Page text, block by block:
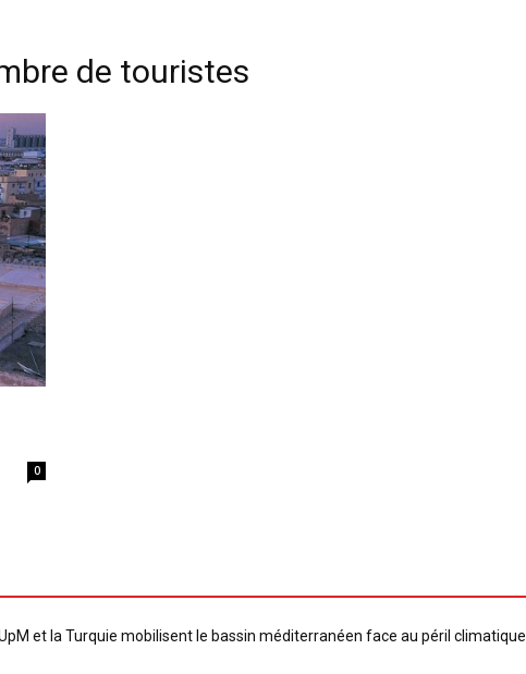
de touristes
0
et la Turquie mobilisent le bassin méditerranéen face au péril climatique